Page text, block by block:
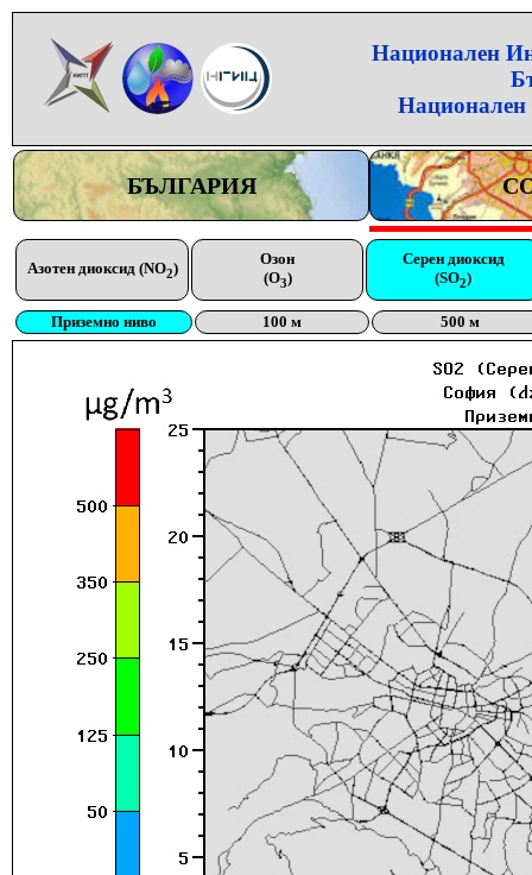
Национален
Национален
БЪЛГАРИЯ
Азотен диоксид (NO2)
Озон
(O3)
Серен диоксид
(SO2)
Приземно ниво 100 м 500 м